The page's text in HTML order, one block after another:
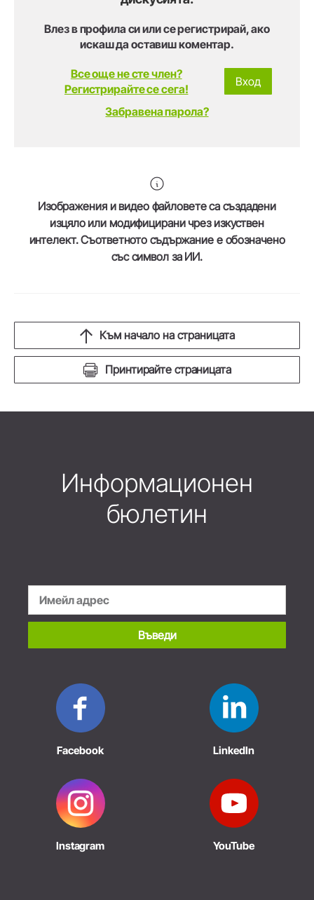
Влез в профила си или се регистрирай, ако
искаш да оставиш коментар.
Вход
Все още не сте член?
Регистрирайте се сега!
Забравена парола?
Изображения и видео файловете са създадени
изцяло или модифицирани чрез изкуствен
интелект. Съответното съдържание е обозначено
със символ за ИИ.
Принтирайте страницата
Към начало на страницата
Информационен
бюлетин
Въведи
Facebook LinkedIn
Instagram YouTube